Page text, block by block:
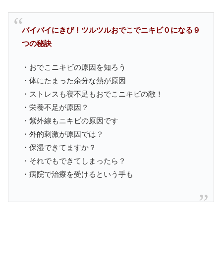
バイバイにきび！ツルツルおでこでニキビ０になる９
つの秘訣
・おでこニキビの原因を知ろう
・体にたまった余分な熱が原因
・ストレスも寝不足もおでこニキビの敵！
・栄養不足が原因？
・紫外線もニキビの原因です
・外的刺激が原因では？
・保湿できてますか？
・それでもできてしまったら？
・病院で治療を受けるという手も